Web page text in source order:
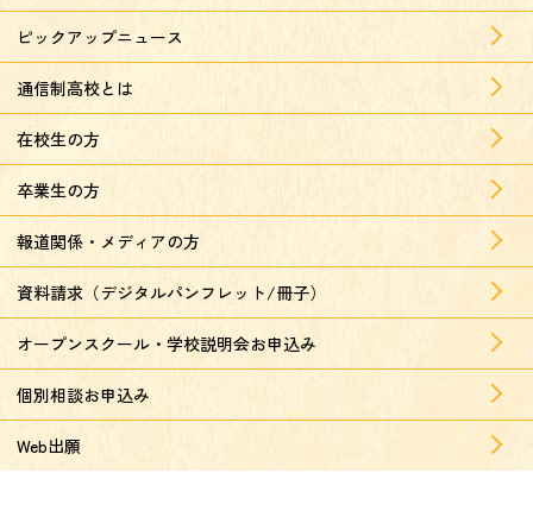
ピックアップニュース
通信制高校とは
在校生の方
卒業生の方
報道関係・メディアの方
資料請求（デジタルパンフレット/冊子）
オープンスクール・学校説明会お申込み
個別相談お申込み
Web出願